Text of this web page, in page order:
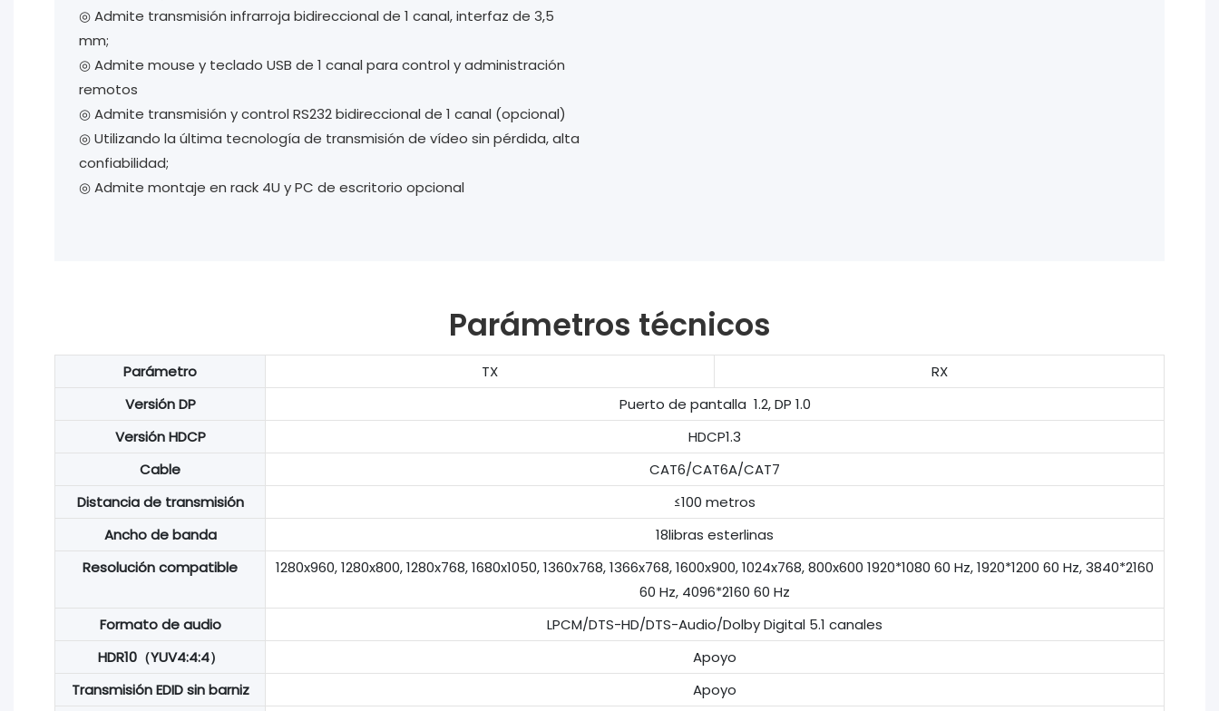
◎Admite transmisión infrarroja bidireccional de 1 canal, interfaz de 3,5
mm;
◎Admite mouse y teclado USB de 1 canal para control y administración
remotos
◎Admite transmisión y control RS232 bidireccional de 1 canal (opcional)
◎Utilizando la última tecnología de transmisión de vídeo sin pérdida, alta
confiabilidad;
◎Admite montaje en rack 4U y PC de escritorio opcional
Parámetros técnicos
Parámetro TX
RX
Versión DP
Puerto de pantalla 1.2, DP 1.0
Versión HDCP
HDCP1.3
Cable
CAT6/CAT6A/CAT7
Distancia de transmisión
≤100 metros
Ancho de banda
18libras esterlinas
Resolución compatible
1280x960, 1280x800, 1280x768, 1680x1050, 1360x768, 1366x768, 1600x900, 1024x768, 800x600 1920*1080 60 Hz, 1920*1200 60 Hz, 3840*2160
60 Hz, 4096*2160 60 Hz
Formato de audio
LPCM/DTS-HD/DTS-Audio/Dolby Digital 5.1 canales
HDR10（YUV4:4:4）
Apoyo
Transmisión EDID sin barniz
Apoyo